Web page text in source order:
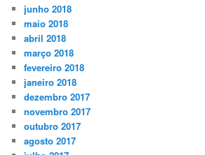
junho 2018
maio 2018
abril 2018
março 2018
fevereiro 2018
janeiro 2018
dezembro 2017
novembro 2017
outubro 2017
agosto 2017